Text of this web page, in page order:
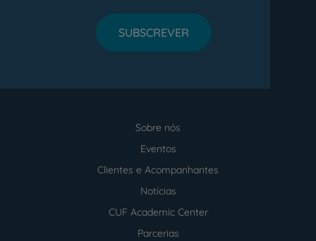
SUBSCREVER
Sobre nós
Eventos
Clientes e Acompanhantes
Notícias
CUF Academic Center
Parcerias